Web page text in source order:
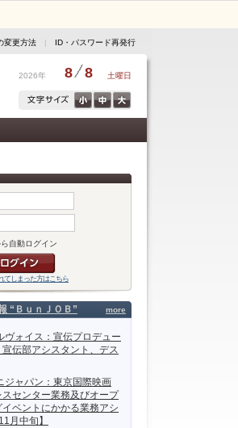
変更方法 | ID・パスワード再発行
2026年 8 8 土曜日
自動ログイン
てしまった方はこちら
more
“ＢｕｎＪＯＢ”
ヴォイス：宣伝プロデュー
伝部アシスタント、デス
ジャパン：東京国際映画
センター業務及びオープ
ベントにかかる業務アシ
月中旬】